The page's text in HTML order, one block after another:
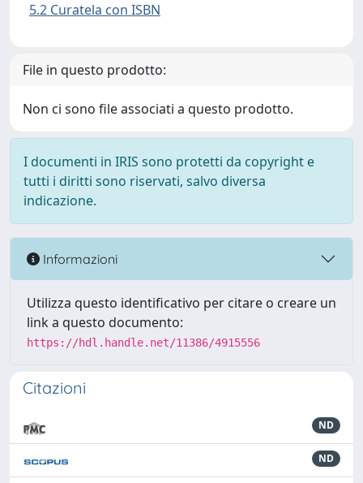
5.2 Curatela con ISBN
File in questo prodotto:
Non ci sono file associati a questo prodotto.
I documenti in IRIS sono protetti da copyright e
tutti i diritti sono riservati, salvo diversa
indicazione.
Informazioni
Utilizza questo identificativo per citare o creare un
link a questo documento:
https://hdl.handle.net/11386/4915556
Citazioni
ND
ND